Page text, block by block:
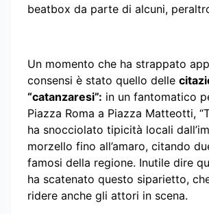
beatbox da parte di alcuni,
Un momento che ha strappato
consensi è stato quello delle
“catanzaresi”: in un fantomatico
Piazza Roma a Piazza Matteotti,
ha snocciolato tipicità locali
morzello fino all’amaro, citando
famosi della regione. Inutile dire
ha scatenato questo siparietto,
ridere anche gli attori in scena.